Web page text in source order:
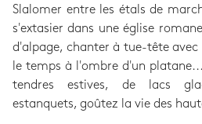
Slalomer entre les étals de
s'extasier dans une église
d'alpage, chanter à tue-tête avec
le temps à l'ombre d'un
tendres estives, de lacs
estanquets, goûtez la vie des